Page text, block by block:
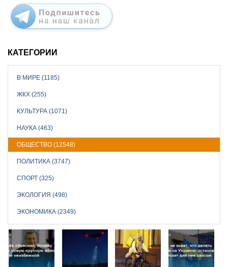
КАТЕГОРИИ
В МИРЕ (1185)
ЖКХ (255)
КУЛЬТУРА (1071)
НАУКА (463)
ОБЩЕСТВО (12548)
ПОЛИТИКА (3747)
СПОРТ (325)
ЭКОЛОГИЯ (498)
ЭКОНОМИКА (2349)